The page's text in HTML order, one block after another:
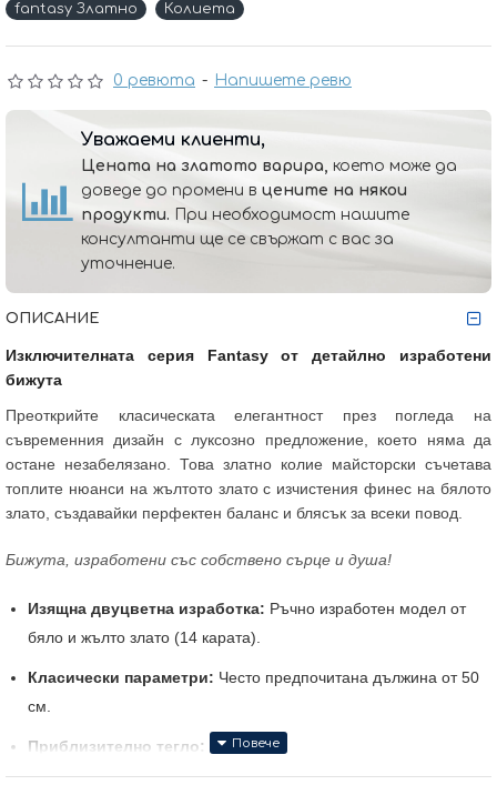
0 ревюта - Напишете ревю
fantasy Златно
Колиета
Уважаеми клиенти,
Цената на златото варира, което може да
доведе до промени в цените на някои
продукти. При необходимост нашите
консултанти ще се свържат с вас за
уточнение.
ОПИСАНИЕ
Изключителната серия Fantasy от детайлно изработени
бижута
Преоткрийте класическата елегантност през погледа на
съвременния дизайн с луксозно предложение, което няма да
остане незабелязано. Това златно колие майсторски съчетава
топлите нюанси на жълтото злато с изчистения финес на бялото
злато, създавайки перфектен баланс и блясък за всеки повод.
Бижута, изработени със собствено сърце и душа!
Изящна двуцветна изработка: Ръчно изработен модел от
бяло и жълто злато (14 карата).
Класически параметри: Често предпочитана дължина от 50
см.
Приблизително тегло: 5,10 гр.